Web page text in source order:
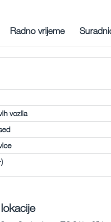
Radno vrijeme
vozila